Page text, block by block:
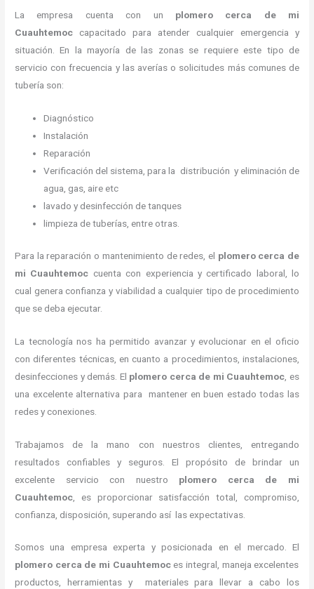
La empresa cuenta con un plomero cerca de mi
Cuauhtemoc capacitado para atender cualquier emergencia y
situación. En la mayoría de las zonas se requiere este tipo de
servicio con frecuencia y las averías o solicitudes más comunes de
tubería son:
Diagnóstico
Instalación
Reparación
Verificación del sistema, para la distribución y eliminación de
agua, gas, aire etc
lavado y desinfección de tanques
limpieza de tuberías, entre otras.
Para la reparación o mantenimiento de redes, el plomero cerca de
mi Cuauhtemoc cuenta con experiencia y certificado laboral, lo
cual genera confianza y viabilidad a cualquier tipo de procedimiento
que se deba ejecutar.
La tecnología nos ha permitido avanzar y evolucionar en el oficio
con diferentes técnicas, en cuanto a procedimientos, instalaciones,
desinfecciones y demás. El plomero cerca de mi Cuauhtemoc , es
una excelente alternativa para mantener en buen estado todas las
redes y conexiones.
Trabajamos de la mano con nuestros clientes, entregando
resultados confiables y seguros. El propósito de brindar un
excelente servicio con nuestro plomero cerca de mi
Cuauhtemoc , es proporcionar satisfacción total, compromiso,
confianza, disposición, superando así las expectativas.
Somos una empresa experta y posicionada en el mercado. El
plomero cerca de mi Cuauhtemoc es integral, maneja excelentes
productos, herramientas y materiales para llevar a cabo los